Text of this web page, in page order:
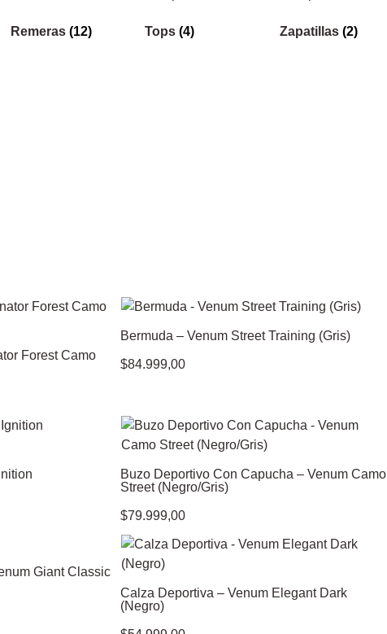
Remeras (12) Tops (4) Zapatillas (2)
Forest Camo
Bermuda – Venum Street Training (Gris)
$84.999,00
Buzo Deportivo Con Capucha – Venum Camo
Street (Negro/Gris)
$79.999,00
Giant Classic
Calza Deportiva – Venum Elegant Dark
(Negro)